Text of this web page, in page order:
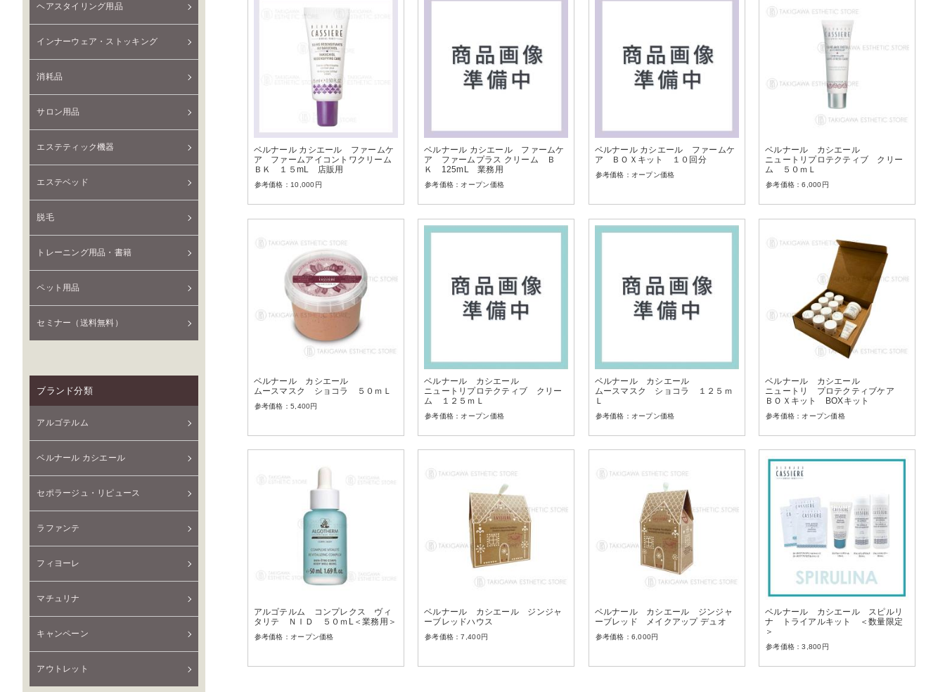
ベルナール カシエール ファームケ
ア ファームアイコントワクリーム
ＢＫ １５mL 店販用
10,000円
ベルナール カシエール ファームケ
ア ファームプラス クリーム Ｂ
Ｋ 125mL 業務用
オープン価格
ベルナール カシエール ファームケ
ア ＢＯＸキット １０回分
オープン価格
ベルナール カシエール
ニュートリプロテクティブ クリー
ム ５０ｍＬ
6,000円
ベルナール カシエール
ムースマスク ショコラ ５０ｍＬ
5,400円
ベルナール カシエール
ニュートリプロテクティブ クリー
ム １２５ｍＬ
オープン価格
ベルナール カシエール
ムースマスク ショコラ １２５ｍ
Ｌ
オープン価格
ベルナール カシエール
ニュートリ プロテクティブケア
ＢＯＸキット BOXキット
オープン価格
アルゴテルム コンプレクス ヴィ
タリテ ＮＩＤ ５０ｍL＜業務用＞
オープン価格
ベルナール カシエール ジンジャ
ーブレッドハウス
7,400円
ベルナール カシエール ジンジャ
ーブレッド メイクアップ デュオ
6,000円
ベルナール カシエール スピルリ
ナ トライアルキット ＜数量限定
＞
3,800円
ヘアスタイリング用品
インナーウェア・ストッキング
消耗品
サロン用品
エステティック機器
エステベッド
脱毛
トレーニング用品・書籍
ペット用品
セミナー（送料無料）
ブランド分類
アルゴテルム
ベルナール カシエール
セポラージュ・リピュース
ラファンテ
フィヨーレ
マチュリナ
キャンペーン
アウトレット